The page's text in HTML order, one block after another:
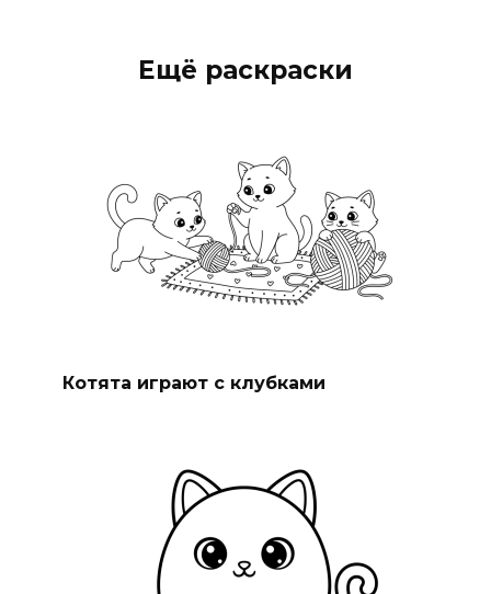
Ещё раскраски
Котята играют с клубками